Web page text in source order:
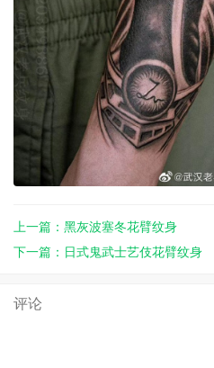
上一篇：黑灰波塞冬花臂纹身
下一篇：日式鬼武士艺伎花臂纹身